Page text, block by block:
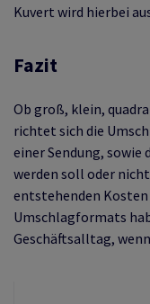
Kuvert wird hierbei
Fazit
Ob groß, klein,
richtet sich die
einer Sendung,
werden soll oder
entstehenden Kosten
Umschlagformats
Geschäftsalltag,